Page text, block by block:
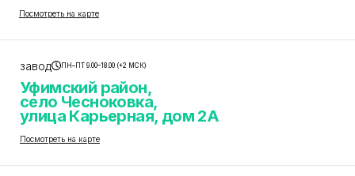
Посмотреть на карте
завод ПН–ПТ 9.00–18.00 (+2 МСК)
Уфимский район,
село Чесноковка,
улица Карьерная, дом 2А
Посмотреть на карте